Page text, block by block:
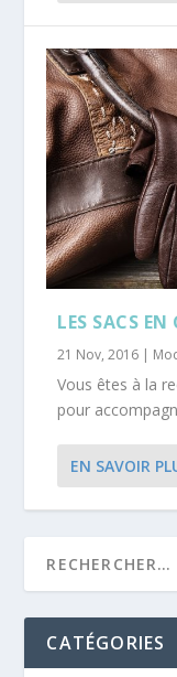
LES SACS
21 Nov, 2016 |
Vous êtes à la
pour
EN SAVOIR
CATÉGORIES